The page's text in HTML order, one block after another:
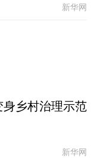
新华网
身乡村治理示范
新华网